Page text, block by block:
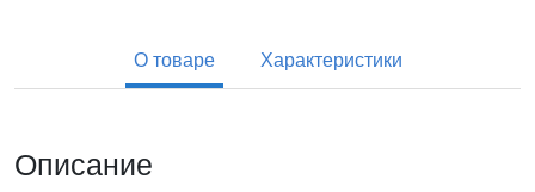
О товаре Характеристики
Описание